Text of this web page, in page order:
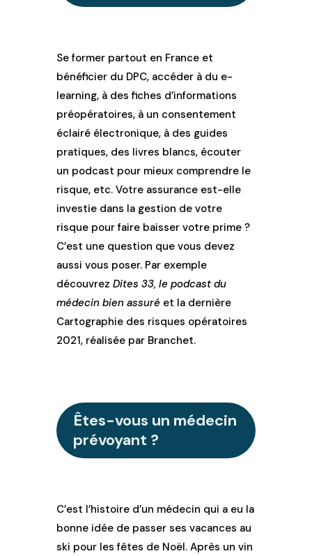
Se former partout en France et
bénéficier du DPC, accéder à du e-
learning, à des fiches d’informations
préopératoires, à un consentement
éclairé électronique, à des guides
pratiques, des livres blancs, écouter
un podcast pour mieux comprendre le
risque, etc. Votre assurance est-elle
investie dans la gestion de votre
risque pour faire baisser votre prime ?
C’est une question que vous devez
aussi vous poser. Par exemple
découvrez Dites 33, le podcast du
médecin bien assuréet la dernière
Cartographie des risques opératoires
2021, réalisée par Branchet.
Êtes-vous un médecin
prévoyant ?
C’est l’histoire d’un médecin qui a eu la
bonne idée de passer ses vacances au
ski pour les fêtes de Noël. Après un vin